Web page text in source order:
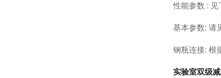
性能参数 : 见
基本参数: 请
钢瓶连接: 根
实验室双级